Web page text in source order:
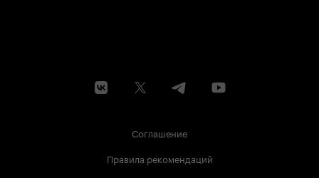
Соглашение
Правила рекомендаций